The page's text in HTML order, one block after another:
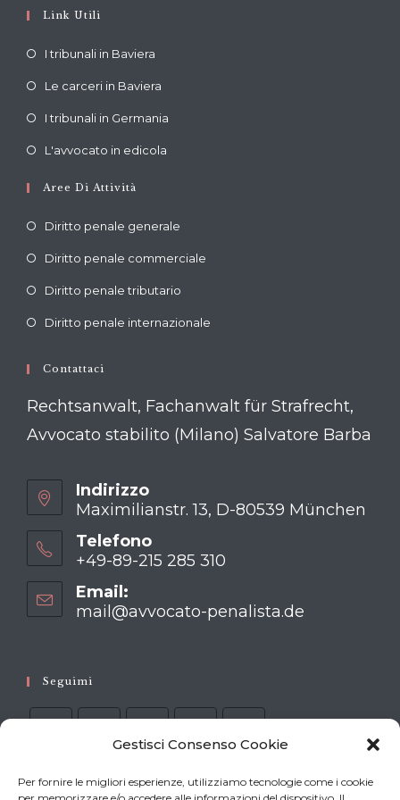
Gestisci Consenso Cookie
Per fornire le migliori esperienze, utilizziamo tecnologie come i cookie
Link Utili
I tribunali in Baviera
a
new
Le carceri in Baviera
a
new
I tribunali in Germania
L'avvocato in edicola
tab
Aree Di Attività
Diritto penale generale
Diritto penale commerciale
Diritto penale tributario
Diritto penale internazionale
Contattaci
Rechtsanwalt, Fachanwalt für Strafrecht,
Avvocato stabilito (Milano) Salvatore Barba
Indirizzo
Maximilianstr. 13, D-80539 München
Telefono
+49-89-215 285 310
in
Email:
mail@avvocato-penalista.de
Seguimi